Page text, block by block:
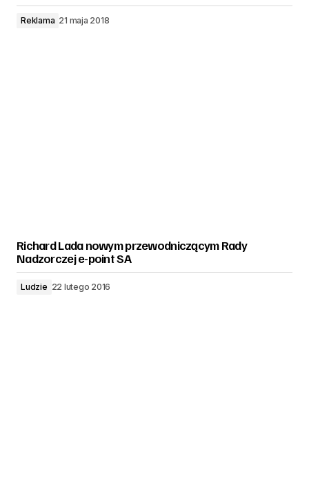
Reklama 21 maja 2018
Richard Lada nowym przewodniczącym Rady
Nadzorczej e-point SA
Ludzie 22 lutego 2016